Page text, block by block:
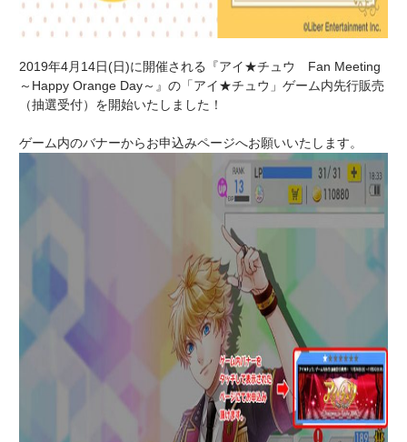
2019年4月14日(日)に開催される『アイ★チュウ Fan Meeting
～Happy Orange Day～』の「アイ★チュウ」ゲーム内先行販売
（抽選受付）を開始いたしました！
ゲーム内のバナーからお申込みページへお願いいたします。